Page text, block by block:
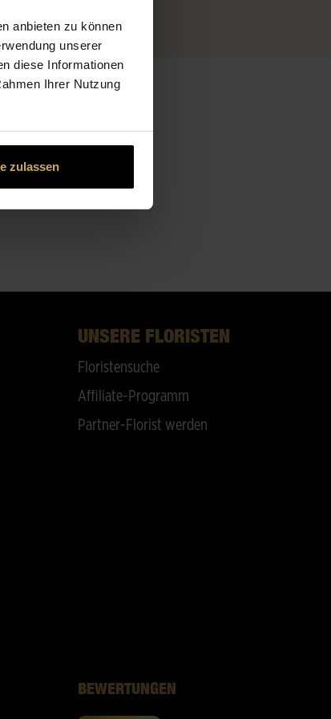
anbieten zu können
unserer
diese Informationen
Ihrer Nutzung
zulassen
UNSERE FLORISTEN
Floristensuche
Affiliate-Programm
Partner-Florist werden
BEWERTUNGEN